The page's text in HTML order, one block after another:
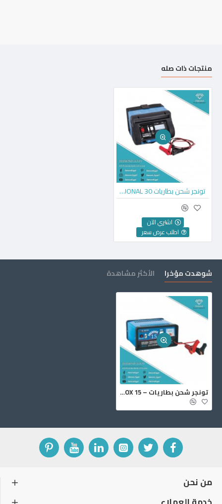
منتجات ذات صله
تونجر شحن بطاريات PROFESSIONAL 30
اشتري الآن
اطلب عرض سعر
شوهدت مؤخرا الأكثر مشاهدة
تونجر شحن بطاريات – ENERBOX 15
من نحن